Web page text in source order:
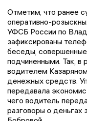
Отметим, что ранее
оперативно-
УФСБ России по
зафиксированы
беседы,
подчиненными. Так, в
водителем
денежных средств.
передавала
чего водитель
разговоры о